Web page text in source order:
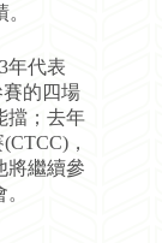
年代表
的四場
擋；去年
，
將繼續參